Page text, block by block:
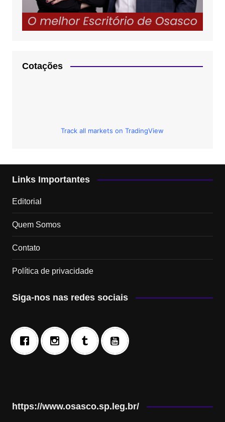
Cotações
Track all markets on TradingView
Links Importantes
Editorial
Quem Somos
Contato
Política de privacidade
Siga-nos nas redes sociais
https://www.osasco.sp.leg.br/